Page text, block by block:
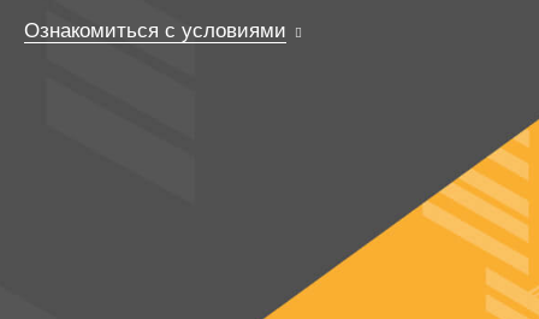
Ознакомиться с условиями